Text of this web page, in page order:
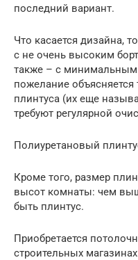
последний вариант.
Что касается дизайна,
с не очень высоким
также – с
пожелание
плинтуса (их еще
требуют регулярной
Полиуретановый
Кроме того, размер
высот комнаты: чем
быть плинтус.
Приобретается
строительных